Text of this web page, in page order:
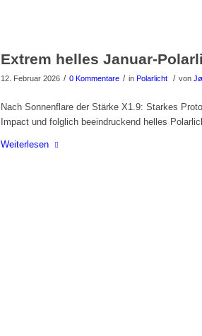
Extrem helles Januar-
12. Februar 2026 / 0 Kommentare / in Polarlicht / von
Nach Sonnenflare der Stärke X1.9: Starkes
Impact und folglich beeindruckend helles
Weiterlesen